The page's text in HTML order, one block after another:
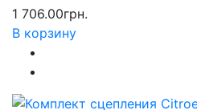
1 706.00грн.
В корзину